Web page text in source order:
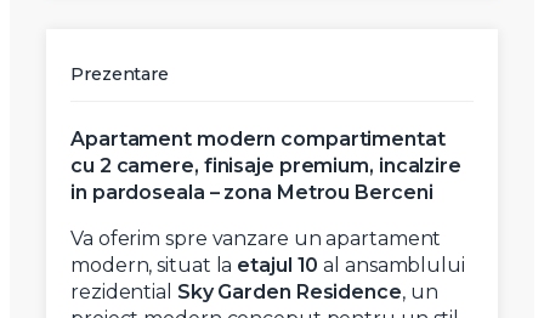
Prezentare
Apartament modern compartimentat
cu 2 camere, finisaje premium, incalzire
in pardoseala – zona Metrou Berceni
Va oferim spre vanzare un apartament
modern, situat la etajul 10 al ansamblului
rezidential Sky Garden Residence, un